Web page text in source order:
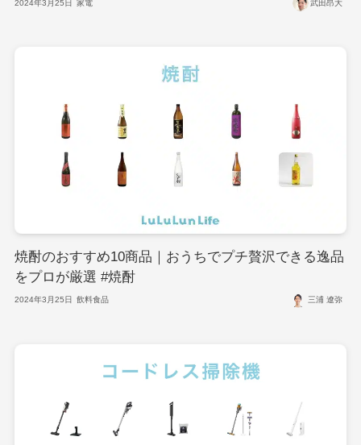
2024年3月25日 家電 武田昂大
焼酎のおすすめ10商品｜おうちでプチ贅沢できる逸品
をプロが厳選 #焼酎
2024年3月25日 飲料食品 三浦 遼弥